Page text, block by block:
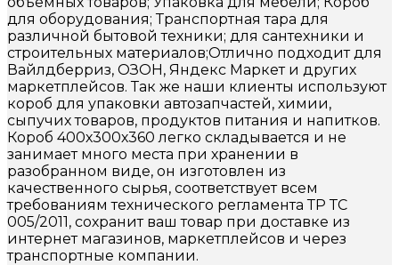
для оборудования; Транспортная тара для
различной бытовой техники; для сантехники и
строительных материалов;Отлично подходит для
Вайлдберриз, ОЗОН, Яндекс Маркет и других
маркетплейсов. Так же наши клиенты используют
короб для упаковки автозапчастей, химии,
сыпучих товаров, продуктов питания и напитков.
Короб 400х300х360 легко складывается и не
занимает много места при хранении в
разобранном виде, он изготовлен из
качественного сырья, соответствует всем
требованиям технического регламента ТР ТС
005/2011, сохранит ваш товар при доставке из
интернет магазинов, маркетплейсов и через
транспортные компании.